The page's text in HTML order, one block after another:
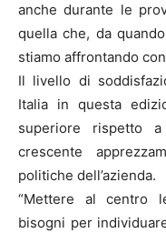
anche durante le
quella che, da quando
stiamo affrontando
Il livello di
Italia in questa
superiore rispetto
crescente
politiche dell’azienda.
“Mettere al centro
bisogni per